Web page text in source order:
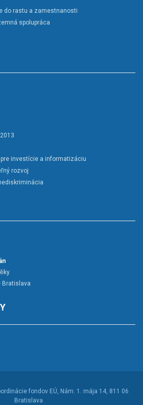
do rastu a zamestnanosti
spolupráca
pre investície a informatizáciu
rozvoj
Bratislava
fondov EÚ, Nám. 1. mája 14, 811 06
Bratislava